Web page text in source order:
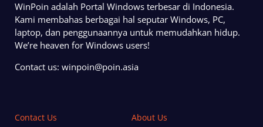
WinPoin adalah Portal Windows terbesar di Indonesia.
Kami membahas berbagai hal seputar Windows, PC,
laptop, dan penggunaannya untuk memudahkan hidup.
We’re heaven for Windows users!
Contact us: winpoin@poin.asia
Contact Us
About Us